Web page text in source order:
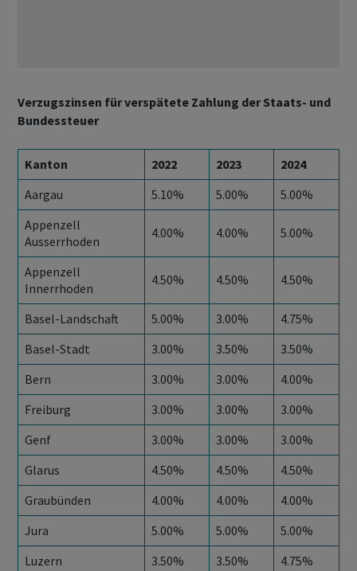
Verzugszinsen für verspätete Zahlung der Staats- und
Bundessteuer
Kanton 2022 2023
2024
Aargau
5.10% 5.00%
5.00%
Appenzell
Ausserrhoden
4.00% 4.00% 5.00%
Appenzell
Innerrhoden
4.50% 4.50% 4.50%
Basel-Landschaft 5.00% 3.00%
4.75%
Basel-Stadt
3.00% 3.50%
3.50%
Bern
3.00% 3.00%
4.00%
Freiburg
3.00% 3.00%
3.00%
Genf
3.00% 3.00%
3.00%
Glarus
4.50% 4.50%
4.50%
Graubünden
4.00% 4.00%
4.00%
Jura
5.00% 5.00%
5.00%
Luzern
3.50% 3.50%
4.75%